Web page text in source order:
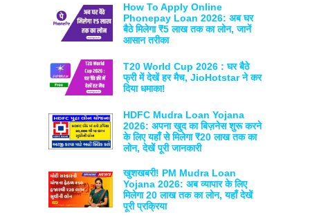
How To Apply Online
Phonepay Loan 2026: अब घर
बैठे मिलेगा ₹5 लाख तक का लोन, जानें
आसान तरीका
T20 World Cup 2026 : घर बैठे
फ्री में देखें हर मैच, JioHotstar ने कर
दिया धमाका!
HDFC Mudra Loan Yojana
2026: अपना खुद का बिज़नेस शुरू करने
के लिए यहाँ से मिलेगा ₹20 लाख तक का
लोन, देखें पूरी जानकारी
खुशखबरी! PM Mudra Loan
Yojana 2026: अब व्यापार के लिए
मिलेगा 20 लाख तक का लोन, यहाँ देखें
पूरी प्रक्रिया